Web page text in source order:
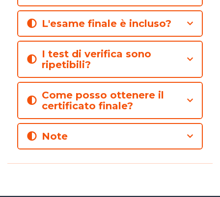
L'esame finale è incluso?
I test di verifica sono
ripetibili?
Come posso ottenere il
certificato finale?
Note